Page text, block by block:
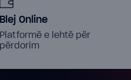
Blej Online
Platformë e lehtë për
përdorim